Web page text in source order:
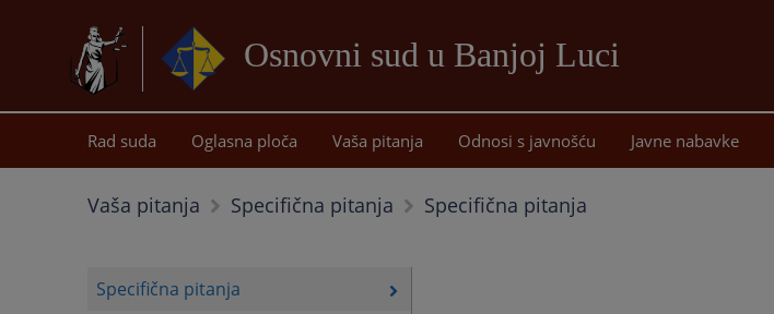
Osnovni sud u Banjoj Luci
sadržaj
Rad suda Oglasna ploča Vaša pitanja Odnosi s javnošću Javne nabavke
Vaša pitanja Specifična pitanja Specifična pitanja
Specifična pitanja